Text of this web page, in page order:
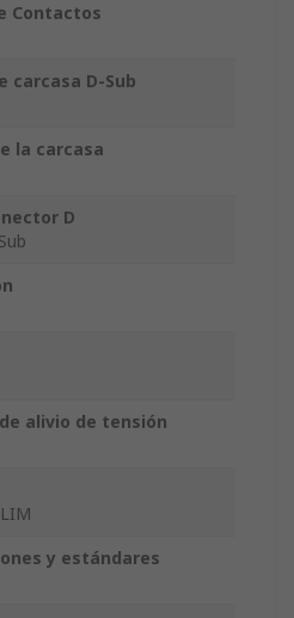
Contactos
carcasa D-Sub
la carcasa
D
alivio de tensión
y estándares